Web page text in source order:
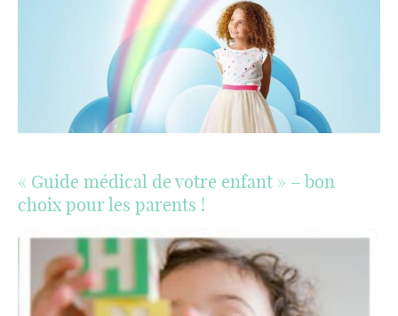
« Guide médical de votre enfant » – bon
choix pour les parents !